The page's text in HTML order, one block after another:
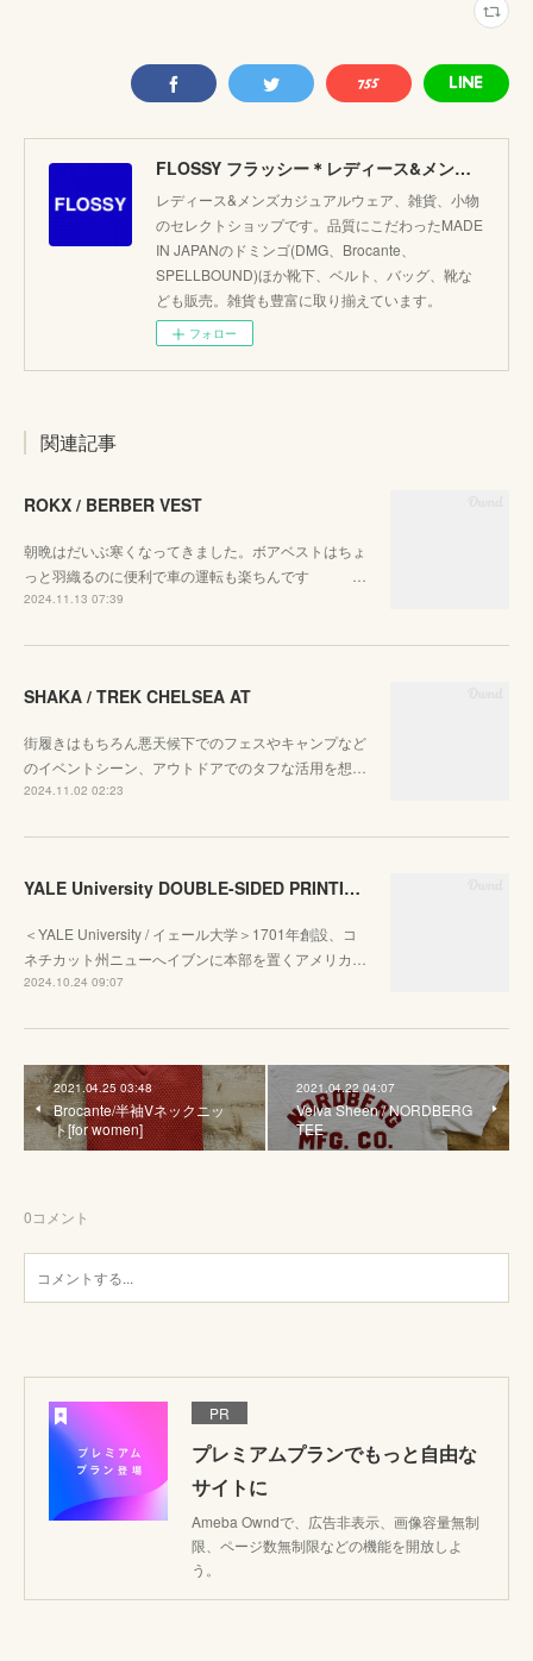
FLOSSY フラッシー＊レディース&メンズカジュアルのセレクトショップ。JAPANブランド他こだわりのアイテムがたくさん！
レディース&メンズカジュアルウェア、雑貨、小物
のセレクトショップです。品質にこだわったMADE
IN JAPANのドミンゴ(DMG、Brocante、
SPELLBOUND)ほか靴下、ベルト、バッグ、靴な
ども販売。雑貨も豊富に取り揃えています。
フォロー
関連記事
ROKX / BERBER VEST
朝晩はだいぶ寒くなってきました。ボアベストはちょ
っと羽織るのに便利で車の運転も楽ちんです …
2024.11.13 07:39
SHAKA / TREK CHELSEA AT
街履きはもちろん悪天候下でのフェスやキャンプなど
のイベントシーン、アウトドアでのタフな活用を想…
2024.11.02 02:23
YALE University DOUBLE-SIDED PRINTING CREW SWEAT
＜YALE University / イェール大学＞1701年創設、コ
ネチカット州ニューへイブンに本部を置くアメリカ…
2024.10.24 09:07
2021.04.25 03:48
Brocante/半袖Vネックニッ
ト[for women]
2021.04.22 04:07
Velva Sheen / NORDBERG
TEE
0コメント
PR
プレミアムプランでもっと自由な
サイトに
Ameba Owndで、広告非表示、画像容量無制
限、ページ数無制限などの機能を開放しよ
う。